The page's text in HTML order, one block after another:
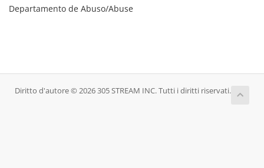
Departamento de Abuso/Abuse
Diritto d'autore © 2026 305 STREAM INC. Tutti i diritti riservati.